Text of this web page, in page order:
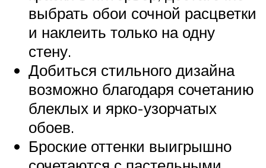
выбрать обои сочной расцветки
и наклеить только на одну
стену.
Добиться стильного дизайна
возможно благодаря сочетанию
блеклых и ярко-узорчатых
обоев.
Броские оттенки выигрышно